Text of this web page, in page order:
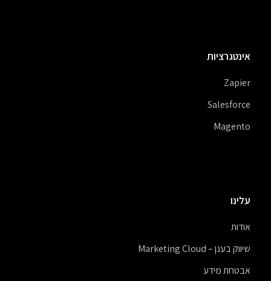
אינטגרציות
Zapier
Salesforce
Magento
עלינו
אודות
שיווק בענן – Marketing Cloud
אבטחת מידע